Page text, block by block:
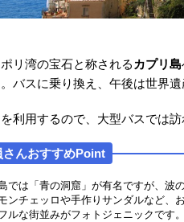
リ湾の宝石と称される カプリ島
バスに乗り換え、午後は世界遺
利用するので、大型バスでは
さんおすすめPoint
では「青の洞窟」が有名ですが、波
ンチェッロや手作りサンダルなど、
ルな街並みがフォトジェニックです